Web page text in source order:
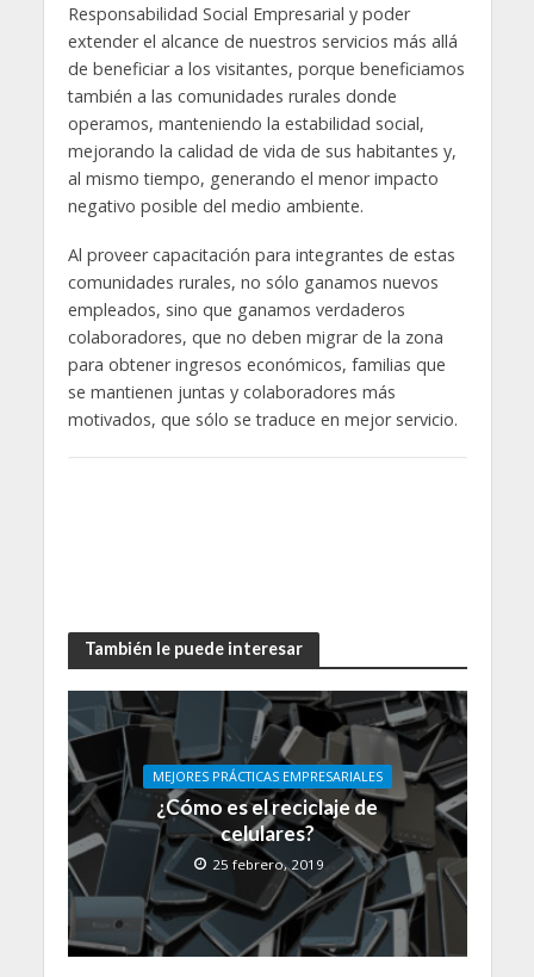
Responsabilidad Social Empresarial y poder
extender el alcance de nuestros servicios más allá
de beneficiar a los visitantes, porque beneficiamos
también a las comunidades rurales donde
operamos, manteniendo la estabilidad social,
mejorando la calidad de vida de sus habitantes y,
al mismo tiempo, generando el menor impacto
negativo posible del medio ambiente.
Al proveer capacitación para integrantes de estas
comunidades rurales, no sólo ganamos nuevos
empleados, sino que ganamos verdaderos
colaboradores, que no deben migrar de la zona
para obtener ingresos económicos, familias que
se mantienen juntas y colaboradores más
motivados, que sólo se traduce en mejor servicio.
También le puede interesar
MEJORES PRÁCTICAS EMPRESARIALES
¿Cómo es el reciclaje de
celulares?
25 febrero, 2019